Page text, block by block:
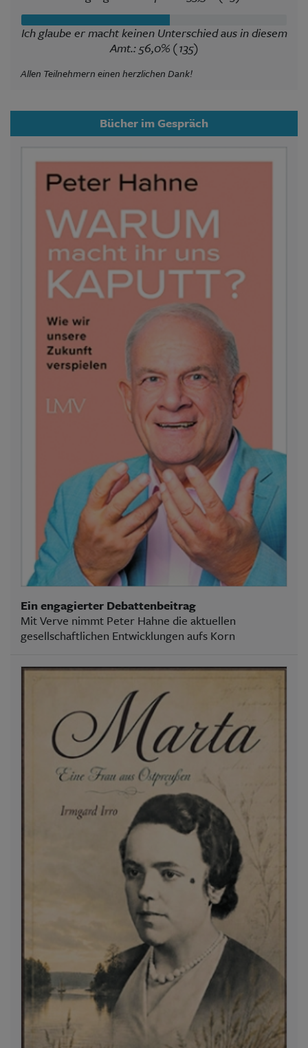
Ich glaube er macht keinen Unterschied aus in diesem
Amt.: 56,0% (135)
Allen Teilnehmern einen herzlichen Dank!
Bücher im Gespräch
Ein engagierter Debattenbeitrag
Mit Verve nimmt Peter Hahne die aktuellen
gesellschaftlichen Entwicklungen aufs Korn